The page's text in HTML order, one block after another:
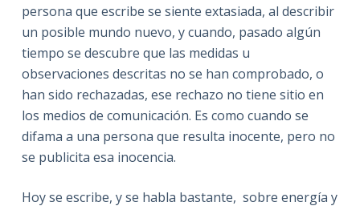
persona que escribe se siente extasiada, al describir
un posible mundo nuevo, y cuando, pasado algún
tiempo se descubre que las medidas u
observaciones descritas no se han comprobado, o
han sido rechazadas, ese rechazo no tiene sitio en
los medios de comunicación. Es como cuando se
difama a una persona que resulta inocente, pero no
se publicita esa inocencia.
Hoy se escribe, y se habla bastante, sobre energía y